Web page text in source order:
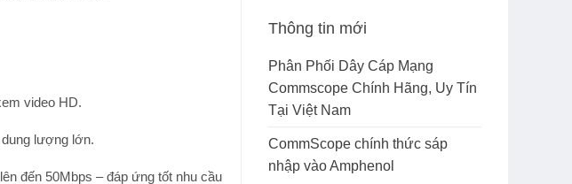
Thông tin mới
Phân Phối Dây Cáp Mạng
Commscope Chính Hãng, Uy Tín
Tại Việt Nam
CommScope chính thức sáp
nhập vào Amphenol
video HD.
lượng lớn.
đến 50Mbps – đáp ứng tốt nhu cầu